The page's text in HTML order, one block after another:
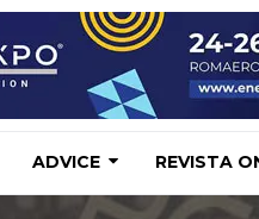
ADVICE REVISTA